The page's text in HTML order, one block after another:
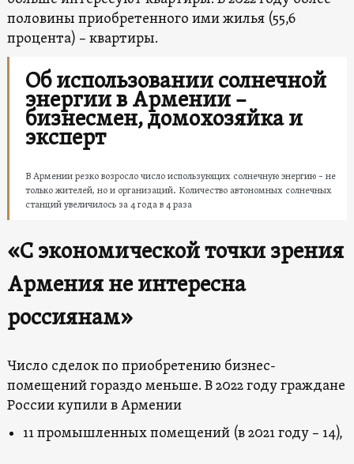
половины приобретенного ими жилья (55,6
процента) – квартиры.
Об использовании солнечной
энергии в Армении –
бизнесмен, домохозяйка и
эксперт
В Армении резко возросло число использующих солнечную энергию – не
только жителей, но и организаций. Количество автономных солнечных
станций увеличилось за 4 года в 4 раза
«С экономической точки зрения
Армения не интересна
россиянам»
Число сделок по приобретению бизнес-
помещений гораздо меньше. В 2022 году граждане
России купили в Армении
11 промышленных помещений (в 2021 году – 14),